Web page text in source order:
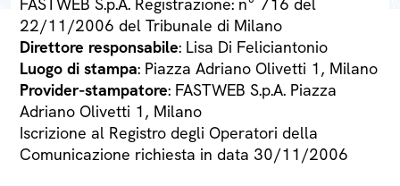
22/11/2006 del Tribunale di Milano
Direttore responsabile: Lisa Di Feliciantonio
Luogo di stampa: Piazza Adriano Olivetti 1, Milano
Provider-stampatore: FASTWEB S.p.A. Piazza
Adriano Olivetti 1, Milano
Iscrizione al Registro degli Operatori della
Comunicazione richiesta in data 30/11/2006